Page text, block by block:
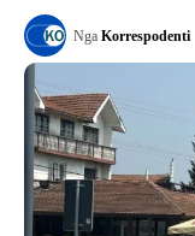
Nga Korrespodenti